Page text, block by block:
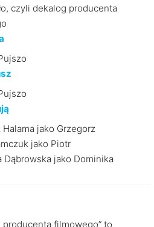
czyli dekalog producenta
Halama jako Grzegorz
jako Piotr
Dąbrowska jako Dominika
producenta filmowego” to